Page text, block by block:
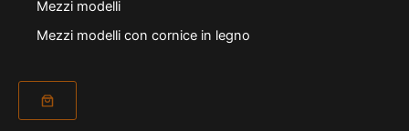
Mezzi modelli
Mezzi modelli con cornice in legno